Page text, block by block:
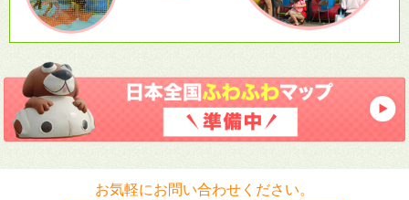
お気軽にお問い合わせください。